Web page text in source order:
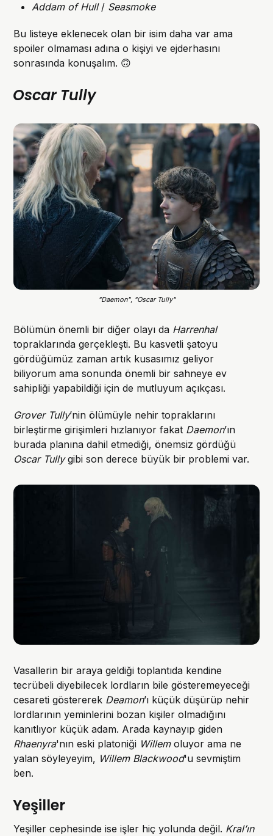
Addam of Hull/ Seasmoke
Bu listeye eklenecek olan bir isim daha var ama
spoiler olmaması adına o kişiyi ve ejderhasını
sonrasında konuşalım. 🙃
Oscar Tully
"Daemon", "Oscar Tully"
Bölümün önemli bir diğer olayı da Harrenhal
topraklarında gerçekleşti. Bu kasvetli şatoyu
gördüğümüz zaman artık kusasımız geliyor
biliyorum ama sonunda önemli bir sahneye ev
sahipliği yapabildiği için de mutluyum açıkçası.
Grover Tully’nin ölümüyle nehir topraklarını
birleştirme girişimleri hızlanıyor fakat Daemon’ın
burada planına dahil etmediği, önemsiz gördüğü
Oscar Tullygibi son derece büyük bir problemi var.
Vasallerin bir araya geldiği toplantıda kendine
tecrübeli diyebilecek lordların bile gösteremeyeceği
cesareti göstererek Deamon’ı küçük düşürüp nehir
lordlarının yeminlerini bozan kişiler olmadığını
kanıtlıyor küçük adam. Arada kaynayıp giden
Rhaenyra'nın eski platoniği Willemoluyor ama ne
yalan söyleyeyim, Willem Blackwood'u sevmiştim
ben.
Yeşiller
Yeşiller cephesinde ise işler hiç yolunda değil. Kral’ın